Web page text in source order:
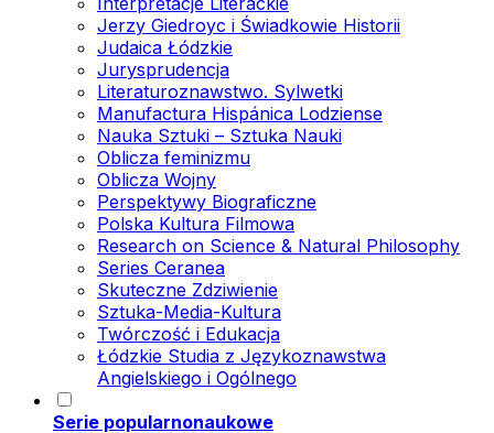
Jerzy Giedroyc i Świadkowie Historii
Judaica Łódzkie
Jurysprudencja
Literaturoznawstwo. Sylwetki
Manufactura Hispánica Lodziense
Nauka Sztuki – Sztuka Nauki
Oblicza feminizmu
Oblicza Wojny
Perspektywy Biograficzne
Polska Kultura Filmowa
Research on Science & Natural Philosophy
Series Ceranea
Skuteczne Zdziwienie
Sztuka-Media-Kultura
Twórczość i Edukacja
Łódzkie Studia z Językoznawstwa
Angielskiego i Ogólnego
Serie popularnonaukowe